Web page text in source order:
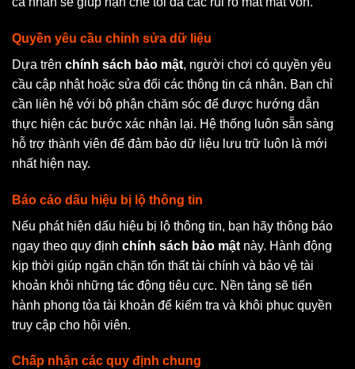
Quyền yêu cầu chỉnh sửa dữ liệu
Dựa trên chính sách bảo mật, người chơi có quyền yêu
cầu cập nhật hoặc sửa đổi các thông tin cá nhân. Bạn chỉ
cần liên hệ với bộ phận chăm sóc để được hướng dẫn
thực hiện các bước xác nhận lại. Hệ thống luôn sẵn sàng
hỗ trợ thành viên để đảm bảo dữ liệu lưu trữ luôn là mới
nhất hiện nay.
Báo cáo dấu hiệu bị lộ thông tin
Nếu phát hiện dấu hiệu bị lộ thông tin, bạn hãy thông báo
ngay theo quy định chính sách bảo mật này. Hành động
kịp thời giúp ngăn chặn tổn thất tài chính và bảo vệ tài
khoản khỏi những tác động tiêu cực. Nền tảng sẽ tiến
hành phong tỏa tài khoản để kiểm tra và khôi phục quyền
truy cập cho hội viên.
Chấp nhận các quy định chung